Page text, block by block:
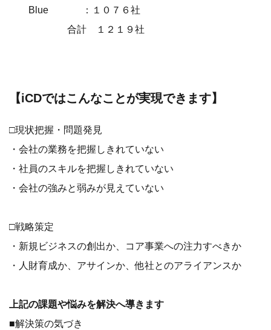
Blue ：１０７６社
合計 １２１９社
【iCDではこんなことが実現できます】
□現状把握・問題発見
・会社の業務を把握しきれていない
・社員のスキルを把握しきれていない
・会社の強みと弱みが見えていない
□戦略策定
・新規ビジネスの創出か、コア事業への注力すべきか
・人財育成か、アサインか、他社とのアライアンスか
上記の課題や悩みを解決へ導きます
■解決策の気づき